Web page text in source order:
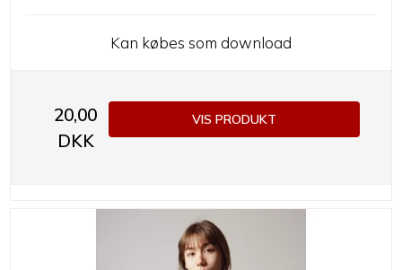
Kan købes som download
20,00
DKK
VIS PRODUKT